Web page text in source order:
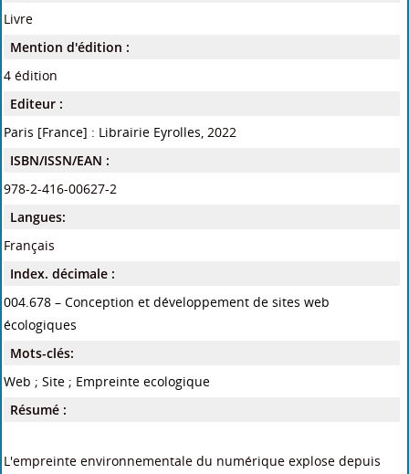
Livre
Mention d'édition :
4 édition
Editeur :
Paris [France] : Librairie Eyrolles, 2022
ISBN/ISSN/EAN :
978-2-416-00627-2
Langues:
Français
Index. décimale :
004.678 – Conception et développement de sites web
écologiques
Mots-clés:
Web ;Site ; Empreinte ecologique
Résumé :
L'empreinte environnementale du numérique explose depuis